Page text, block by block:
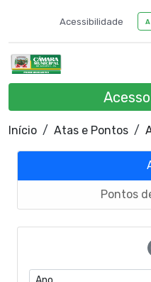
Acessibilidade
Início Atas e Pontos
Pontos